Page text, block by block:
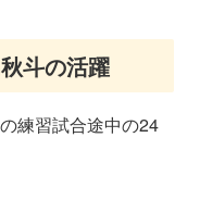
斗の活躍
練習試合途中の24